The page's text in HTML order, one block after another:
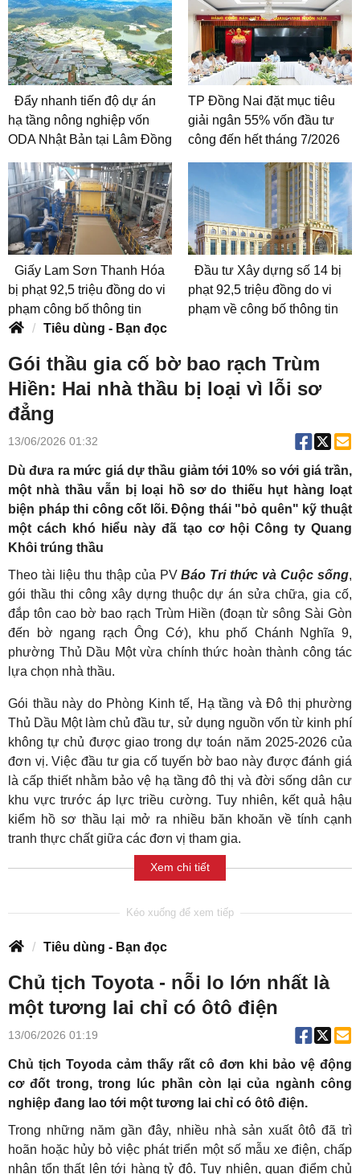
Đẩy nhanh tiến độ dự án
hạ tầng nông nghiệp vốn
ODA Nhật Bản tại Lâm Đồng
TP Đồng Nai đặt mục tiêu
giải ngân 55% vốn đầu tư
công đến hết tháng 7/2026
Giấy Lam Sơn Thanh Hóa
bị phạt 92,5 triệu đồng do vi
phạm công bố thông tin
Đầu tư Xây dựng số 14 bị
phạt 92,5 triệu đồng do vi
phạm về công bố thông tin
Tiêu dùng - Bạn đọc
Gói thầu gia cố bờ bao rạch Trùm
Hiền: Hai nhà thầu bị loại vì lỗi sơ
đẳng
13/06/2026 01:32
Dù đưa ra mức giá dự thầu giảm tới 10% so với giá trần,
một nhà thầu vẫn bị loại hồ sơ do thiếu hụt hàng loạt
biện pháp thi công cốt lõi. Động thái "bỏ quên" kỹ thuật
một cách khó hiểu này đã tạo cơ hội Công ty Quang
Khôi trúng thầu
Theo tài liệu thu thập của PVBáo Tri thức và Cuộc sống,
gói thầu thi công xây dựng thuộc dự án sửa chữa, gia cố,
đắp tôn cao bờ bao rạch Trùm Hiền (đoạn từ sông Sài Gòn
đến bờ ngang rạch Ông Cớ), khu phố Chánh Nghĩa 9,
phường Thủ Dầu Một vừa chính thức hoàn thành công tác
lựa chọn nhà thầu.
Gói thầu này do Phòng Kinh tế, Hạ tầng và Đô thị phường
Thủ Dầu Một làm chủ đầu tư, sử dụng nguồn vốn từ kinh phí
không tự chủ được giao trong dự toán năm 2025-2026 của
đơn vị. Việc đầu tư gia cố tuyến bờ bao này được đánh giá
là cấp thiết nhằm bảo vệ hạ tầng đô thị và đời sống dân cư
khu vực trước áp lực triều cường. Tuy nhiên, kết quả hậu
kiểm hồ sơ thầu lại mở ra nhiều băn khoăn về tính cạnh
tranh thực chất giữa các đơn vị tham gia.
Xem chi tiết
Tiêu dùng - Bạn đọc
Chủ tịch Toyota - nỗi lo lớn nhất là
một tương lai chỉ có ôtô điện
13/06/2026 01:19
Chủ tịch Toyoda cảm thấy rất cô đơn khi bảo vệ động
cơ đốt trong, trong lúc phần còn lại của ngành công
nghiệp đang lao tới một tương lai chỉ có ôtô điện.
Trong những năm gần đây, nhiều nhà sản xuất ôtô đã trì
hoãn hoặc hủy bỏ việc phát triển một số mẫu xe điện, chấp
nhận tổn thất lên tới hàng tỷ đô. Tuy nhiên, quan điểm chủ